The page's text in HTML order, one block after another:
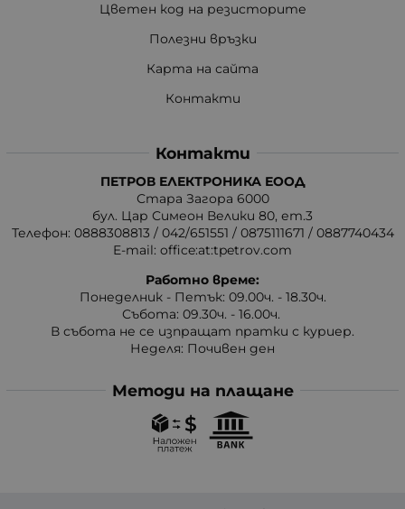
Цветен код на резисторите
Полезни връзки
Карта на сайта
Контакти
Контакти
ПЕТРОВ ЕЛЕКТРОНИКА ЕООД
Стара Загора 6000
бул. Цар Симеон Велики 80, ет.3
Телефон: 0888308813 / 042/651551 / 0875111671 / 0887740434
E-mail: office:at:tpetrov.com
Работно време:
Понеделник - Петък: 09.00ч. - 18.30ч.
Събота: 09.30ч. - 16.00ч.
В събота не се изпращат пратки с куриер.
Неделя: Почивен ден
Методи на плащане